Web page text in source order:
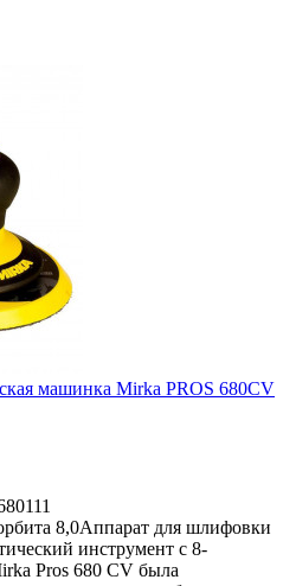
машинка Mirka PROS 680CV
8,0Аппарат для шлифовки
инструмент с 8-
Pros 680 CV была